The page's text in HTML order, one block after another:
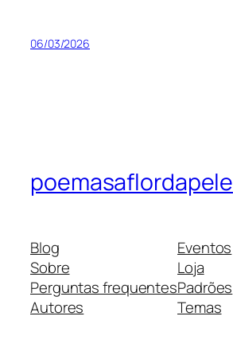
06/03/2026
poemasaflordapele
Blog
Sobre
Perguntas frequentes
Autores
Eventos
Loja
Padrões
Temas